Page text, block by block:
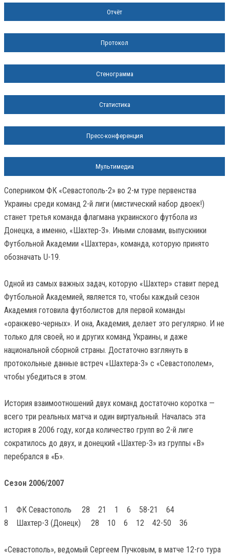
Отчёт
Протокол
Стенограмма
Статистика
Пресс-конференция
Мультимедиа
Соперником ФК «Севастополь-2» во 2-м туре первенства
Украины среди команд 2-й лиги (мистический набор двоек!)
станет третья команда флагмана украинского футбола из
Донецка, а именно, «Шахтер-3». Иными словами, выпускники
Футбольной Академии «Шахтера», команда, которую принято
обозначать U-19.
Одной из самых важных задач, которую «Шахтер» ставит перед
Футбольной Академией, является то, чтобы каждый сезон
Академия готовила футболистов для первой команды
«оранжево-черных». И она, Академия, делает это регулярно. И не
только для своей, но и других команд Украины, и даже
национальной сборной страны. Достаточно взглянуть в
протокольные данные встреч «Шахтера-3» с «Севастополем»,
чтобы убедиться в этом.
История взаимоотношений двух команд достаточно коротка —
всего три реальных матча и один виртуальный. Началась эта
история в 2006 году, когда количество групп во 2-й лиге
сократилось до двух, и донецкий «Шахтер-3» из группы «В»
перебрался в «Б».
Сезон 2006/2007
1 ФК Севастополь 28 21 1 6 58-21 64
8 Шахтер-3 (Донецк) 28 10 6 12 42-50 36
«Севастополь», ведомый Сергеем Пучковым, в матче 12-го тура